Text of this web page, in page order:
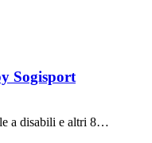
Sogisport
a disabili e altri 8…